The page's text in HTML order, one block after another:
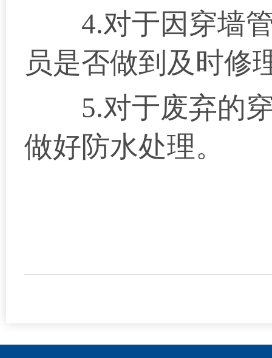
4.对于因穿墙管
员是否做到及时修
5.对于废弃的穿
做好防水处理。